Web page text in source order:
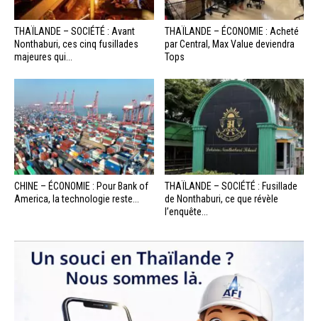
THAÏLANDE – SOCIÉTÉ : Avant
Nonthaburi, ces cinq fusillades
majeures qui...
THAÏLANDE – ÉCONOMIE : Acheté
par Central, Max Value deviendra
Tops
CHINE – ÉCONOMIE : Pour Bank of
America, la technologie reste...
THAÏLANDE – SOCIÉTÉ : Fusillade
de Nonthaburi, ce que révèle
l’enquête...